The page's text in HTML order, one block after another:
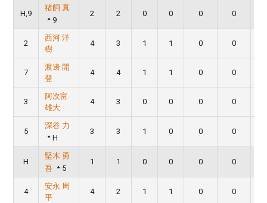
H,9
猪飼 真
9
2 2 0 0 0 0
2
西河 洋
樹
4 3 1 1 0 0
7
渡邊 開
登
4 4 1 1 0 0
3
阿次富
雄大
4 3 0 0 0 0
5
深谷 力
H
3 3 1 0 0 0
H
堅木 勇
吾
5
1 1 0 0 0 0
4
安永 周
平
4 2 1 1 0 0